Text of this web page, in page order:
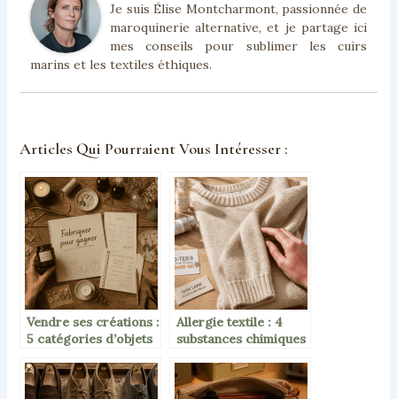
Je suis Élise Montcharmont, passionnée de
maroquinerie alternative, et je partage ici
mes conseils pour sublimer les cuirs
marins et les textiles éthiques.
Articles Qui Pourraient Vous Intéresser :
Vendre ses créations :
5 catégories d’objets
générer des revenus
réels
Allergie textile : 4
substances chimiques
agressent votre peau